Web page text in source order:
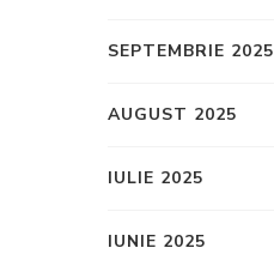
SEPTEMBRIE 2025
AUGUST 2025
IULIE 2025
IUNIE 2025